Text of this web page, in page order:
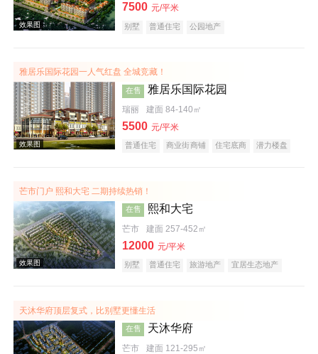
效果图
效果图
7500 元/平米
别墅 普通住宅 公园地产
雅居乐国际花园一人气红盘 全城竞藏！
在售 雅居乐国际花园
瑞丽 建面 84-140㎡
5500 元/平米
普通住宅 商业街商铺 住宅底商
潜力楼盘
芒市门户 熙和大宅 二期持续热销！
在售 熙和大宅
芒市 建面 257-452㎡
12000 元/平米
别墅 普通住宅 旅游地产 宜居生态地产
天沐华府顶层复式，比别墅更懂生活
在售 天沐华府
芒市 建面 121-295㎡